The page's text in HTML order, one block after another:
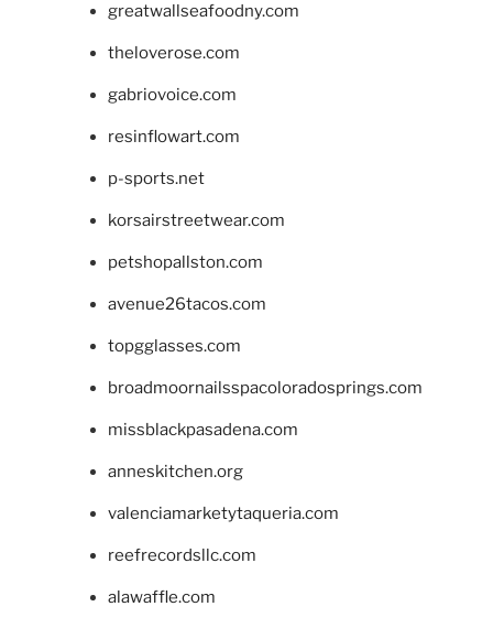
greatwallseafoodny.com
theloverose.com
gabriovoice.com
resinflowart.com
p-sports.net
korsairstreetwear.com
petshopallston.com
avenue26tacos.com
topgglasses.com
broadmoornailsspacoloradosprings.com
missblackpasadena.com
anneskitchen.org
valenciamarketytaqueria.com
reefrecordsllc.com
alawaffle.com